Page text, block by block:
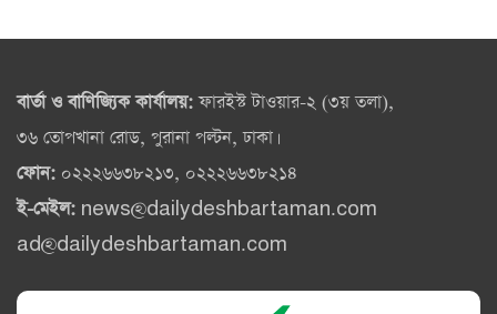
বার্তা ও বাণিজ্যিক কার্যালয়:ফারইস্ট টাওয়ার-২ (৩য় তলা),
৩৬ তোপখানা রোড, পুরানা পল্টন, ঢাকা।
ফোন: ০২২২৬৬৩৮২১৩, ০২২২৬৬৩৮২১৪
ই-মেইল: news@dailydeshbartaman.com
ad@dailydeshbartaman.com